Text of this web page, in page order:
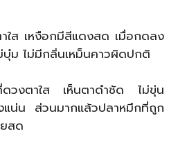
ใส เหงือกมีสีแดงสด เมื่อกดลง
บุ๋ม ไม่มีกลิ่นเหม็นคาวผิดปกติ
วงตาใส เห็นตาดำชัด ไม่ขุ่น
น่น ส่วนมากแล้วปลาหมึกที่ถูก
สด